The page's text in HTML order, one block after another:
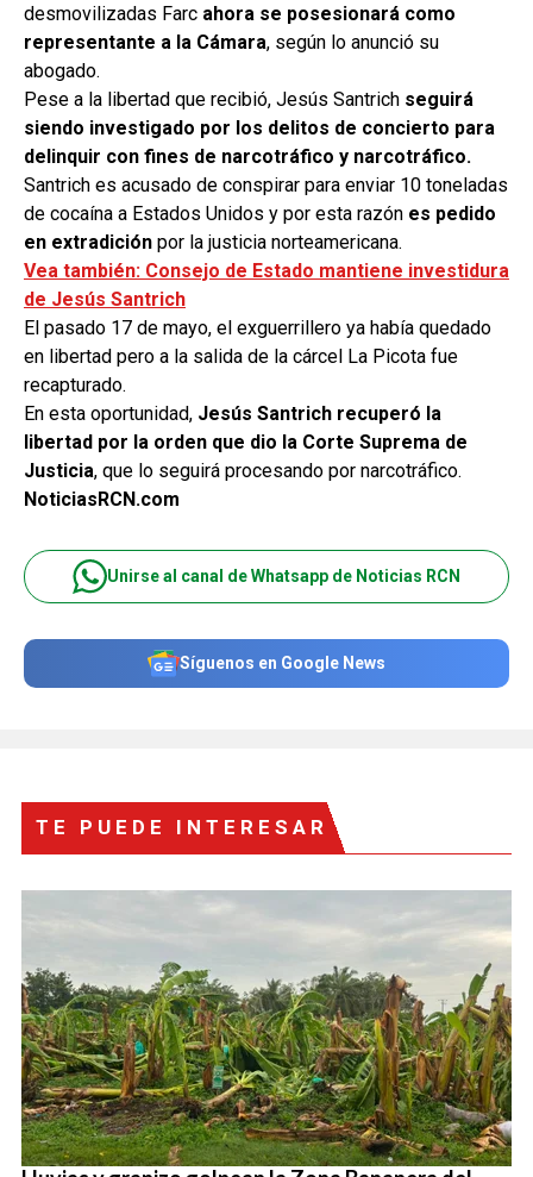
desmovilizadas Farc ahora se posesionará como
representante a la Cámara, según lo anunció su
abogado.
Pese a la libertad que recibió, Jesús Santrich seguirá
siendo investigado por los delitos de concierto para
delinquir con fines de narcotráfico y narcotráfico.
Santrich es acusado de conspirar para enviar 10 toneladas
de cocaína a Estados Unidos y por esta razón es pedido
en extradición por la justicia norteamericana.
Vea también: Consejo de Estado mantiene investidura
de Jesús Santrich
El pasado 17 de mayo, el exguerrillero ya había quedado
en libertad pero a la salida de la cárcel La Picota fue
recapturado.
En esta oportunidad, Jesús Santrich recuperó la
libertad por la orden que dio la Corte Suprema de
Justicia, que lo seguirá procesando por narcotráfico.
NoticiasRCN.com
Unirse al canal de Whatsapp de Noticias RCN
Síguenos en Google News
TE PUEDE INTERESAR